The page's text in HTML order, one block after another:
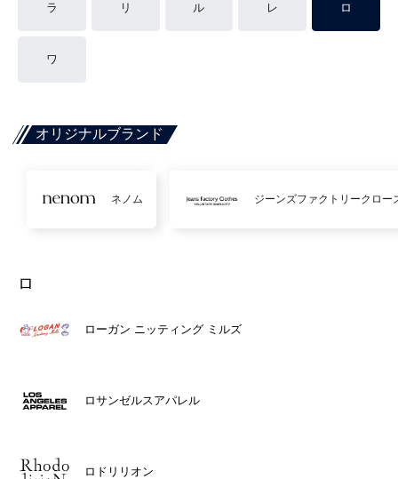
ラ リ ル レ ロ
ワ
オリジナルブランド
ネノム ジーンズファクトリークロー
ロ
ローガン ニッティング ミルズ
ロサンゼルスアパレル
ロドリリオン